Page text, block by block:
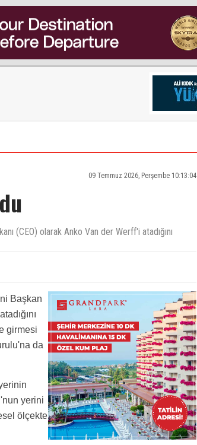
09 Temmuz 2026, Perşembe 10:13:04
(CEO) olarak Anko Van der Werff'i atadığını
Başkan
girmesi
da
yerini
ölçekte